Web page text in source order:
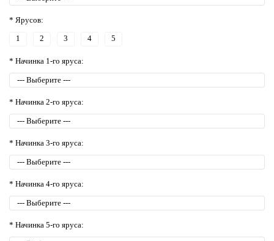
* Ярусов:
1 2 3 4 5
* Начинка 1-го яруса:
* Начинка 2-го яруса:
* Начинка 3-го яруса:
* Начинка 4-го яруса:
* Начинка 5-го яруса: